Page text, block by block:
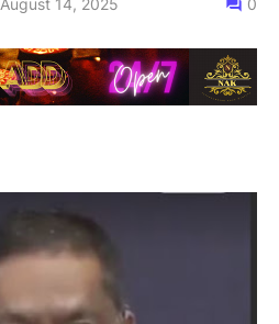
August 14, 2025 0